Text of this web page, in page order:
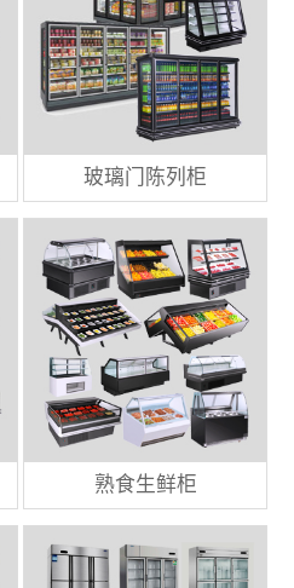
玻璃门陈列柜
熟食生鲜柜